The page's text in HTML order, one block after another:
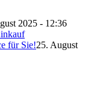
2025 - 12:36
für Sie!25. August